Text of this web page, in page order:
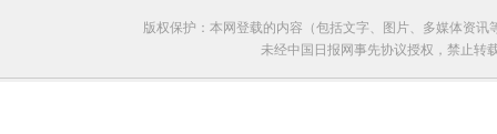
版权保护：本网登载的内容（包括文字、图片、多媒体资
未经中国日报网事先协议授权，禁止转